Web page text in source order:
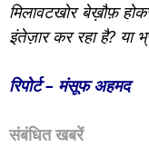
मिलावटखोर बेख़ौफ़
इंतेज़ार कर रहा है? या
रिपोर्ट – मंसूफ अहमद
संबंधित खबरें